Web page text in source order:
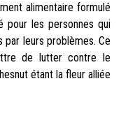
alimentaire formulé
pour les personnes qui
leurs problèmes. Ce
de lutter contre le
étant la fleur alliée